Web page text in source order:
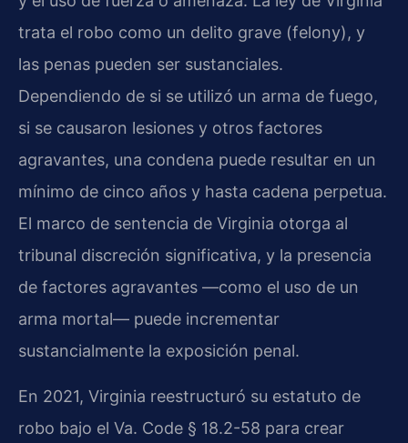
trata el robo como un delito grave (felony), y
las penas pueden ser sustanciales.
Dependiendo de si se utilizó un arma de fuego,
si se causaron lesiones y otros factores
agravantes, una condena puede resultar en un
mínimo de cinco años y hasta cadena perpetua.
El marco de sentencia de Virginia otorga al
tribunal discreción significativa, y la presencia
de factores agravantes —como el uso de un
arma mortal— puede incrementar
sustancialmente la exposición penal.
En 2021, Virginia reestructuró su estatuto de
robo bajo el Va. Code § 18.2-58 para crear